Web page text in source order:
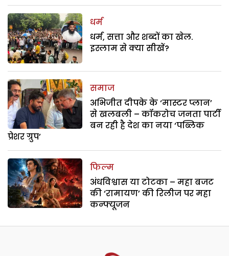
धर्म
धर्म, सत्ता और शब्दों का खेल.
इस्लाम से क्या सीखें?
समाज
अभिजीत दीपके के ‘मास्टर प्लान’
से खलबली – कॉकरोच जनता पार्टी
बन रही है देश का नया ‘पब्लिक
प्रेशर ग्रुप’
फिल्म
अंधविश्वास या टोटका – महा बजट
की ‘रामायण’ की रिलीज पर महा
कन्फ्यूजन